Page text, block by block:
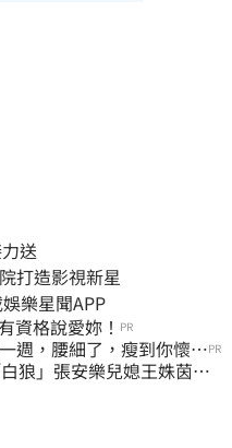
送
打造影視新星
即刻下載娛樂星聞APP
資格說愛妳！ PR
週，腰細了，瘦到你懷疑PR
狼」張安樂兒媳王姝茵北